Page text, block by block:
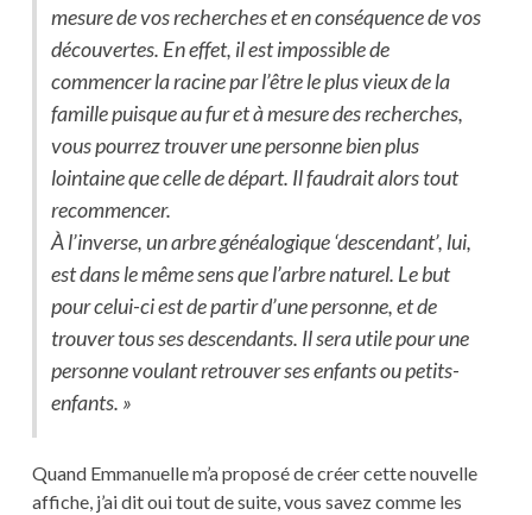
mesure de vos recherches et en conséquence de vos
découvertes. En effet, il est impossible de
commencer la racine par l’être le plus vieux de la
famille puisque au fur et à mesure des recherches,
vous pourrez trouver une personne bien plus
lointaine que celle de départ. Il faudrait alors tout
recommencer.
À l’inverse, un arbre généalogique ‘descendant’, lui,
est dans le même sens que l’arbre naturel. Le but
pour celui-ci est de partir d’une personne, et de
trouver tous ses descendants. Il sera utile pour une
personne voulant retrouver ses enfants ou petits-
enfants. »
Quand Emmanuelle m’a proposé de créer cette nouvelle
affiche, j’ai dit oui tout de suite, vous savez comme les